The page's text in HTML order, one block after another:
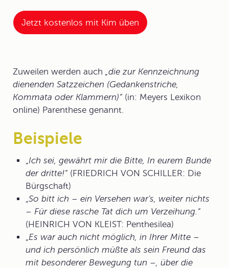
Jetzt kostenlos mit Kim üben
Zuweilen werden auch „die zur Kennzeichnung
dienenden Satzzeichen (Gedankenstriche,
Kommata oder Klammern)“ (in: Meyers Lexikon
online) Parenthese genannt.
Beispiele
„Ich sei, gewährt mir die Bitte, In eurem Bunde
der dritte!“ (FRIEDRICH VON SCHILLER: Die
Bürgschaft)
„So bitt ich – ein Versehen war's, weiter nichts
– Für diese rasche Tat dich um Verzeihung. “
(HEINRICH VON KLEIST: Penthesilea)
„Es war auch nicht möglich, in Ihrer Mitte –
und ich persönlich müßte als sein Freund das
mit besonderer Bewegung tun –, über die